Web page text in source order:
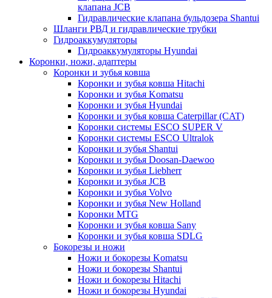
клапана JCB
Гидравлические клапана бульдозера Shantui
Шланги РВД и гидравлические трубки
Гидроаккумуляторы
Гидроаккумуляторы Hyundai
Коронки, ножи, адаптеры
Коронки и зубья ковша
Коронки и зубья ковша Hitachi
Коронки и зубья Komatsu
Коронки и зубья Hyundai
Коронки и зубья ковша Caterpillar (CAT)
Коронки системы ESCO SUPER V
Коронки системы ESCO Ultralok
Коронки и зубья Shantui
Коронки и зубья Doosan-Daewoo
Коронки и зубья Liebherr
Коронки и зубья JCB
Коронки и зубья Volvo
Коронки и зубья New Holland
Коронки MTG
Коронки и зубья ковша Sany
Коронки и зубья ковша SDLG
Бокорезы и ножи
Ножи и бокорезы Komatsu
Ножи и бокорезы Shantui
Ножи и бокорезы Hitachi
Ножи и бокорезы Hyundai